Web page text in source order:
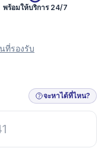
พร้อมให้บริการ 24/7
ที่รองรับ
จะหาได้ที่ไหน?